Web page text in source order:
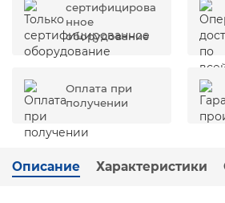
сертифицирова
нное
оборудование
Оплата при
получении
Описание Характеристики